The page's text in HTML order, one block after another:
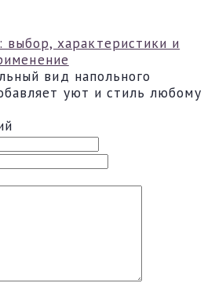
выбор, характеристики и
вид напольного
уют и стиль любому